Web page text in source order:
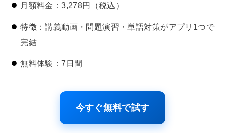
月額料金：3,278円（税込）
特徴：講義動画・問題演習・単語対策がアプリ1つで
完結
無料体験：7日間
今すぐ無料で試す